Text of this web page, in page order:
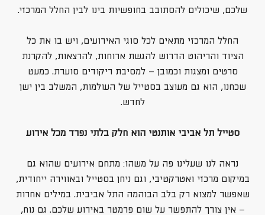
שלכם, שיכולים להסתובב בחופשיות בינו לבין החלל המרכזי.
החלל המרכזי מתאים לכל סוגי האירועים, ויש בו את כל
הציוד והריהוט הדרוש להגשת ארוחות, להרצאות, להקרנת
סרטים ומצגות וכמובן – למסיבת ריקודים סוערת. כמעט
שכחנו, הוא גם מעוצב בסטייל של העולמות, המשלב בין ישן
לחדש.
סטייל תל אביבי אותנטי הוא חלק בלתי נפרד מכל אירוע
נראה לנו שעלינו פה על משהו: מתחם אירועים שהוא גם
במיקום מרכזי ואטרקטיבי, וגם ניחן בסטייל ובאווירה ייחודית,
שאפשר למצוא רק בלב הבוהמה התל אביבית. במילים אחרות
– אין צורך להתפשר על שום פרמטר באירוע שלכם. גם נוח,